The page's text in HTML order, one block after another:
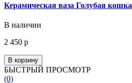
Керамическая ваза Голубая кошка
В наличии
2 450 р
В корзину
БЫСТРЫЙ ПРОСМОТР
(0)